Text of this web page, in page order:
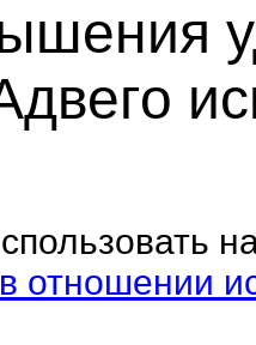
отношении